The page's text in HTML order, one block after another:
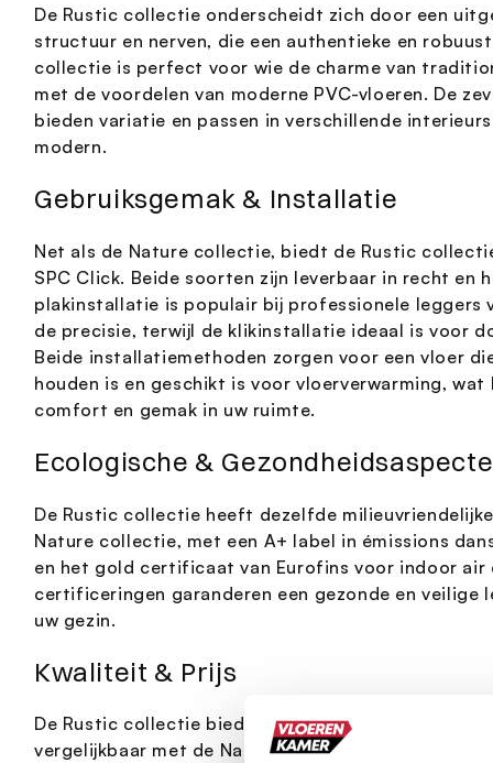
De Rustic collectie onderscheidt zich door een
structuur en nerven, die een authentieke en
collectie is perfect voor wie de charme van
met de voordelen van moderne PVC-vloeren. De
bieden variatie en passen in verschillende
modern.
Gebruiksgemak & Installatie
Net als de Nature collectie, biedt de Rustic
SPC Click. Beide soorten zijn leverbaar in recht en
plakinstallatie is populair bij professionele leggers
de precisie, terwijl de klikinstallatie ideaal is voor
Beide installatiemethoden zorgen voor een vloer
houden is en geschikt is voor vloerverwarming,
comfort en gemak in uw ruimte.
Ecologische &
De Rustic collectie heeft dezelfde
Nature collectie, met een A+ label in émissions
en het gold certificaat van Eurofins voor indoor air
certificeringen garanderen een gezonde en veilige
uw gezin.
Kwaliteit & Prijs
De Rustic collectie biedt een uitstekende prijs-
vergelijkbaar met de Nature collectie. Het